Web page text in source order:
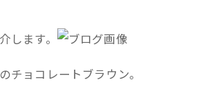
ます。
チョコレートブラウン。